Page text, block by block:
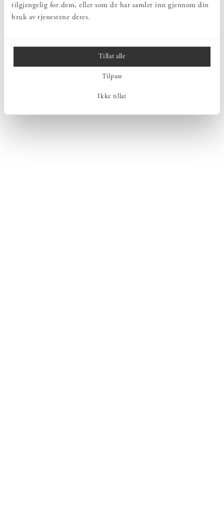
tilgjengelig for dem, eller som de har samlet inn gjennom din
bruk av tjenestene deres.
Tillat alle
Tilpass
Ikke tillat